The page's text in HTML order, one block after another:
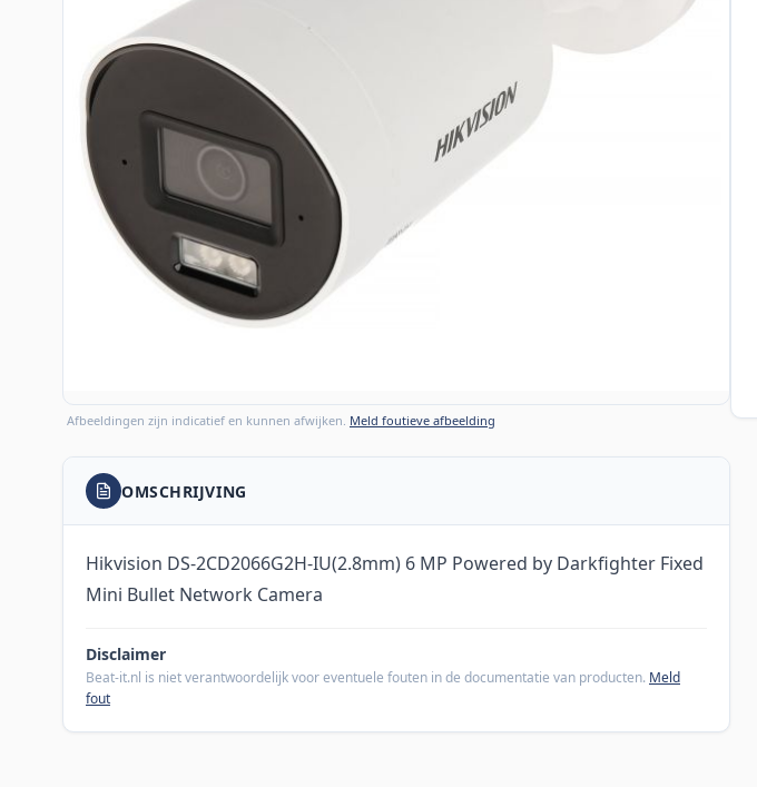
Afbeeldingen zijn indicatief en kunnen afwijken. Meld foutieve afbeelding
OMSCHRIJVING
Hikvision DS-2CD2066G2H-IU(2.8mm) 6 MP Powered by Darkfighter Fixed
Mini Bullet Network Camera
Disclaimer
Beat-it.nl is niet verantwoordelijk voor eventuele fouten in de documentatie van producten. Meld
fout